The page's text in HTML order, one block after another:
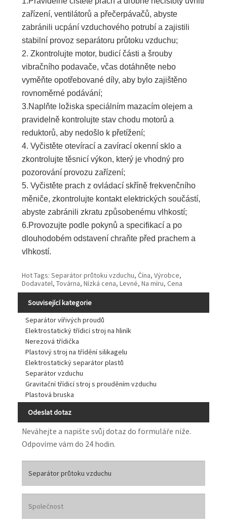
zařízení, ventilátorů a přečerpávačů, abyste
zabránili ucpání vzduchového potrubí a zajistili
stabilní provoz separátoru průtoku vzduchu;
2. Zkontrolujte motor, budicí části a šrouby
vibračního podavače, včas dotáhněte nebo
vyměňte opotřebované díly, aby bylo zajištěno
rovnoměrné podávání;
3.Naplňte ložiska speciálním mazacím olejem a
pravidelně kontrolujte stav chodu motorů a
reduktorů, aby nedošlo k přetížení;
4. Vyčistěte otevírací a zavírací okenní sklo a
zkontrolujte těsnicí výkon, který je vhodný pro
pozorování provozu zařízení;
5. Vyčistěte prach z ovládací skříně frekvenčního
měniče, zkontrolujte kontakt elektrických součástí,
abyste zabránili zkratu způsobenému vlhkostí;
6.Provozujte podle pokynů a specifikací a po
dlouhodobém odstavení chraňte před prachem a
vlhkostí.
Hot Tags: Separátor průtoku vzduchu, Čína, Výrobce,
Dodavatel, Továrna, Nízká cena, Levné, Na míru, Cena
Související kategorie
Separátor vířivých proudů
Elektrostatický třídicí stroj na hliník
Nerezová třídička
Plastový stroj na třídění silikagelu
Elektrostatický separátor plastů
Separátor vzduchu
Gravitační třídicí stroj s prouděním vzduchu
Plastová bruska
Odeslat dotaz
Neváhejte a napište svůj dotaz do formuláře níže.
Odpovíme vám do 24 hodin.